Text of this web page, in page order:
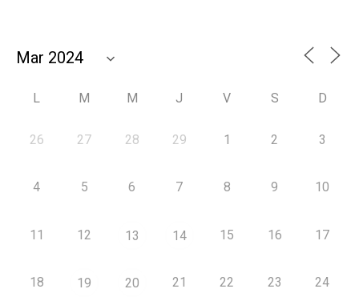
L M M J V S D
26 27 28 29 1 2 3
4 5 6 7 8 9 10
11 12 13 14 15 16 17
18 19 20 21 22 23 24